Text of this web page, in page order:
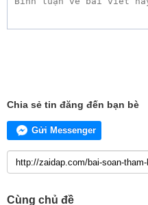
Chia sẻ tin đăng đến bạn bè
Gửi Messenger
Cùng chủ đề